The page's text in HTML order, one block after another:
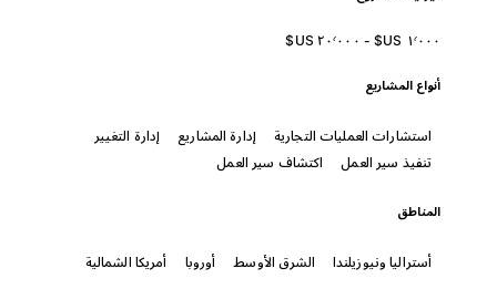
أنواع المشاريع
استشارات العمليات التجارية إدارة المشاريع
إدارة التغيير
تنفيذ سير العمل
اكتشاف سير العمل
أستراليا ونيوزيلندا الشرق الأوسط أوروبا أمريكا الشمالية